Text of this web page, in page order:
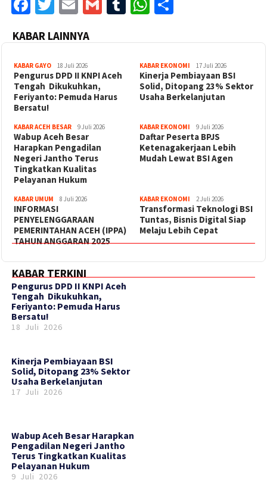
Facebook
Twitter
EmailGmailTumblrWhatsApp
KABAR LAINNYA
KABAR GAYO 18 Juli 2026
‎Pengurus DPD II KNPI Aceh
Tengah Dikukuhkan,
Feriyanto: Pemuda Harus
Bersatu!
KABAR EKONOMI 17 Juli 2026
Kinerja Pembiayaan BSI
Solid, Ditopang 23% Sektor
Usaha Berkelanjutan
KABAR ACEH BESAR 9 Juli 2026
Wabup Aceh Besar
Harapkan Pengadilan
Negeri Jantho Terus
Tingkatkan Kualitas
Pelayanan Hukum
KABAR EKONOMI 9 Juli 2026
Daftar Peserta BPJS
Ketenagakerjaan Lebih
Mudah Lewat BSI Agen
KABAR UMUM 8 Juli 2026
INFORMASI
PENYELENGGARAAN
PEMERINTAHAN ACEH (IPPA)
TAHUN ANGGARAN 2025
KABAR EKONOMI 2 Juli 2026
Transformasi Teknologi BSI
Tuntas, Bisnis Digital Siap
Melaju Lebih Cepat
KABAR TERKINI
‎Pengurus DPD II KNPI Aceh
Tengah Dikukuhkan,
Feriyanto: Pemuda Harus
Bersatu!
18 Juli 2026
Kinerja Pembiayaan BSI
Solid, Ditopang 23% Sektor
Usaha Berkelanjutan
17 Juli 2026
Wabup Aceh Besar Harapkan
Pengadilan Negeri Jantho
Terus Tingkatkan Kualitas
Pelayanan Hukum
9 Juli 2026